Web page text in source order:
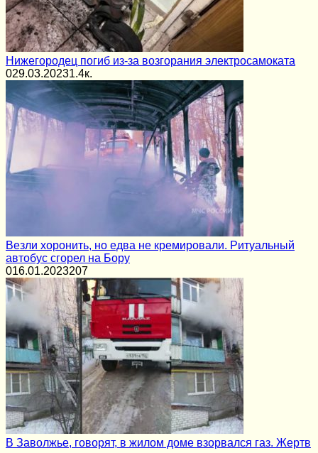
Нижегородец погиб из-за возгорания электросамоката
029.03.20231.4к.
Везли хоронить, но едва не кремировали. Ритуальный
автобус сгорел на Бору
016.01.2023207
В Заволжье, говорят, в жилом доме взорвался газ. Жертв